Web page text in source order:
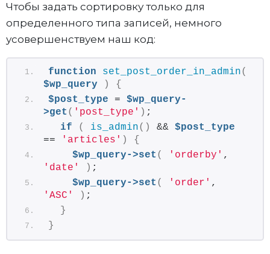
Чтобы задать сортировку только для
определенного типа записей, немного
усовершенствуем наш код:
function set_post_order_in_admin(
$wp_query
)
{
$post_type = $wp_query-
>get ( 'post_type' ) ;
if
( is_admin() && $post_type
==
'articles' )
{
$wp_query->set ( 'orderby'
'date'
) ;
$wp_query->set ( 'order'
'ASC'
) ;
}
}